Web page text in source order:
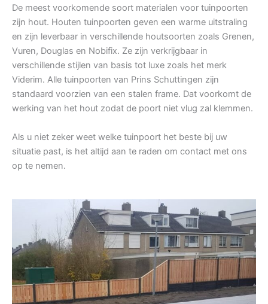
De meest voorkomende soort materialen voor tuinpoorten
zijn hout. Houten tuinpoorten geven een warme uitstraling
en zijn leverbaar in verschillende houtsoorten zoals Grenen,
Vuren, Douglas en Nobifix. Ze zijn verkrijgbaar in
verschillende stijlen van basis tot luxe zoals het merk
Viderim. Alle tuinpoorten van Prins Schuttingen zijn
standaard voorzien van een stalen frame. Dat voorkomt de
werking van het hout zodat de poort niet vlug zal klemmen.
Als u niet zeker weet welke tuinpoort het beste bij uw
situatie past, is het altijd aan te raden om contact met ons
op te nemen.